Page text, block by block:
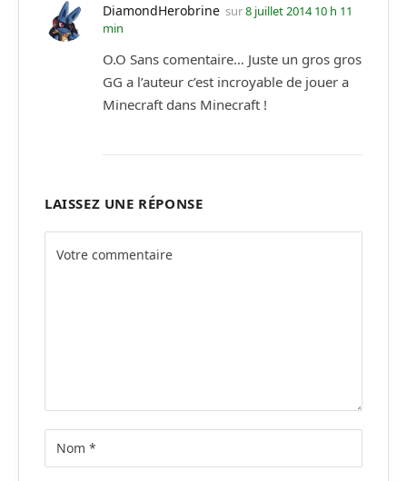
DiamondHerobrine sur8 juillet 2014 10 h 11
min
O.O Sans comentaire… Juste un gros gros
GG a l’auteur c’est incroyable de jouer a
Minecraft dans Minecraft !
LAISSEZ UNE RÉPONSE